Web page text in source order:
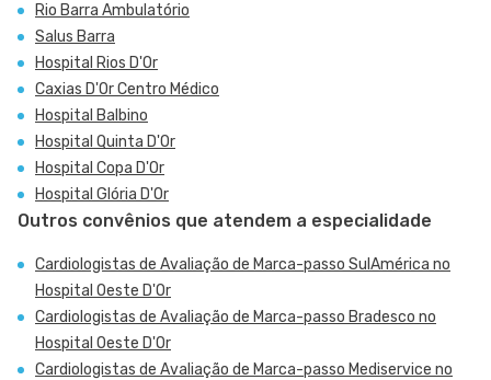
Rio Barra Ambulatório
Salus Barra
Hospital Rios D'Or
Caxias D'Or Centro Médico
Hospital Balbino
Hospital Quinta D'Or
Hospital Copa D'Or
Hospital Glória D'Or
Outros convênios que atendem a especialidade
Cardiologistas de Avaliação de Marca-passo SulAmérica no
Hospital Oeste D'Or
Cardiologistas de Avaliação de Marca-passo Bradesco no
Hospital Oeste D'Or
Cardiologistas de Avaliação de Marca-passo Mediservice no